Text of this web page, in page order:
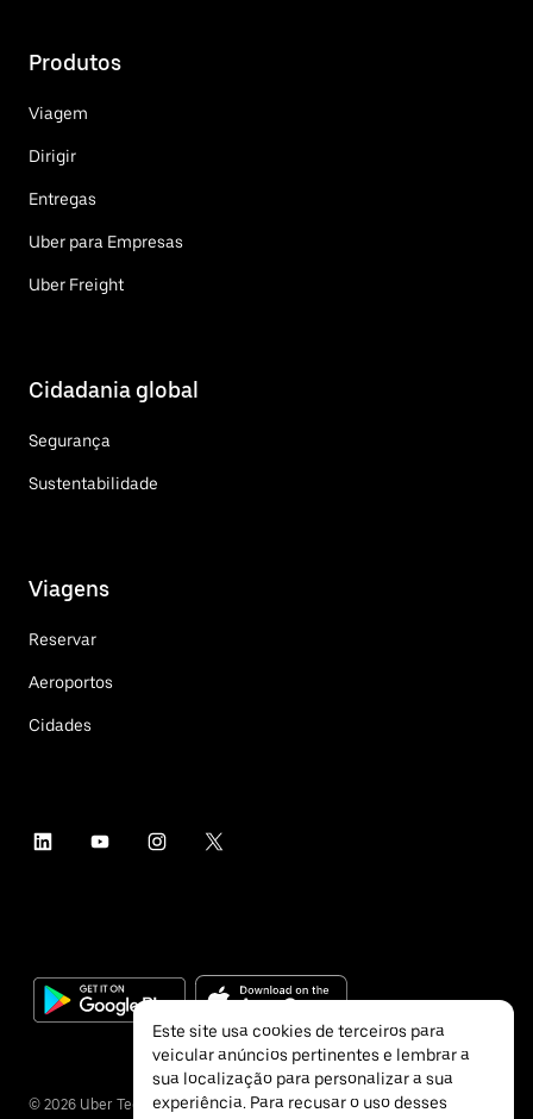
Produtos
Viagem
Dirigir
Entregas
Uber para Empresas
Uber Freight
Cidadania global
Segurança
Sustentabilidade
Viagens
Reservar
Aeroportos
Cidades
© 2026 Uber Technologies Inc.
Este site usa cookies de terceiros para
veicular anúncios pertinentes e lembrar a
sua localização para personalizar a sua
experiência. Para recusar o uso desses